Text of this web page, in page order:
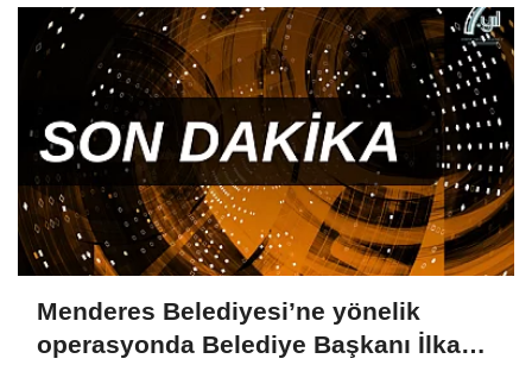
Menderes Belediyesi’ne yönelik
operasyonda Belediye Başkanı İlkay